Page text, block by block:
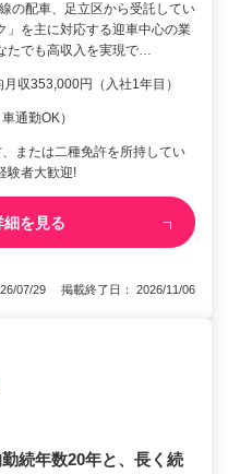
の配車、足立区から受託してい
」を主に対応する迎車中心の業
たでも高収入を実現で…
収353,000円（入社1年目）
通勤OK）
または二種免許を所持してい
験者大歓迎!
細を見る
07/29 掲載終了日： 2026/11/06
続年数20年と、長く続